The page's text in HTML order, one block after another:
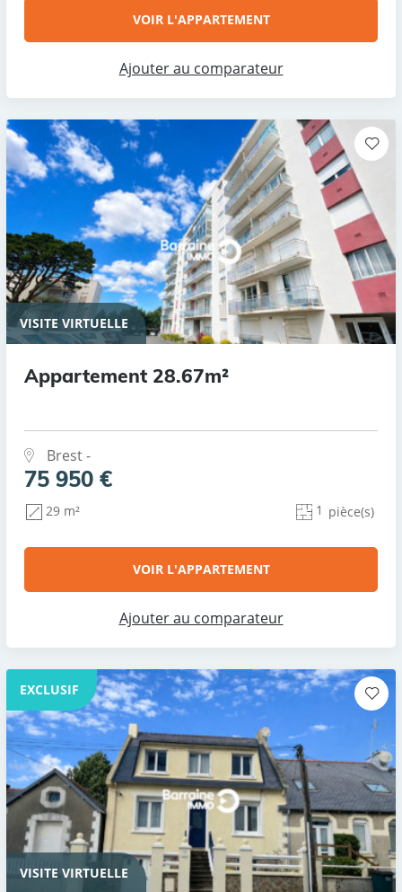
VOIR L'APPARTEMENT
Ajouter au comparateur
VISITE VIRTUELLE
Appartement 28.67m²
Brest -
75 950 €
29 m² 1 pièce(s)
VOIR L'APPARTEMENT
Ajouter au comparateur
EXCLUSIF
VISITE VIRTUELLE